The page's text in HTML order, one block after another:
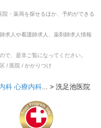
・薬局を探せるほか、予約ができる
求人や看護師求人、薬剤師求人情報
で、是非ご覧になってください。
/ 医院 / かかりつけ
科 心療内科... > 洗足池医院